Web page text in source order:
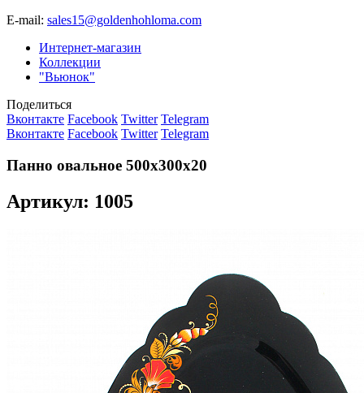
E-mail: sales15@goldenhohloma.com
Интернет-магазин
Коллекции
"Вьюнок"
Поделиться
Вконтакте Facebook Twitter Telegram
Вконтакте Facebook Twitter Telegram
Панно овальное 500х300х20
Артикул: 1005